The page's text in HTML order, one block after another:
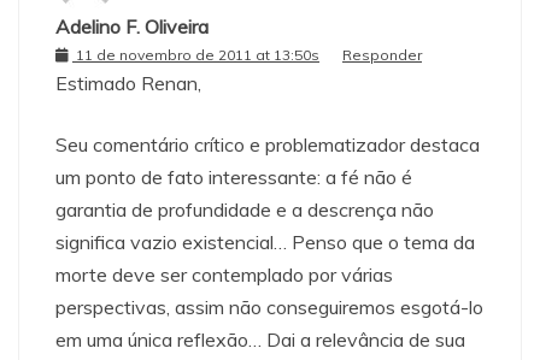
Adelino F. Oliveira
11 de novembro de 2011 at 13:50s Responder
Estimado Renan,
Seu comentário crítico e problematizador destaca
um ponto de fato interessante: a fé não é
garantia de profundidade e a descrença não
significa vazio existencial… Penso que o tema da
morte deve ser contemplado por várias
perspectivas, assim não conseguiremos esgotá-lo
em uma única reflexão… Dai a relevância de sua